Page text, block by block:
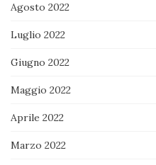
Agosto 2022
Luglio 2022
Giugno 2022
Maggio 2022
Aprile 2022
Marzo 2022